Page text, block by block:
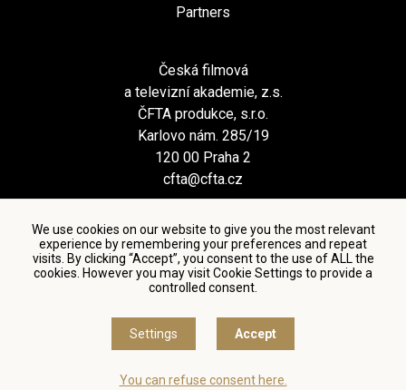
We use cookies on our website to give you the most relevant
experience by remembering your preferences and repeat
visits. By clicking “Accept”, you consent to the use of ALL the
cookies. However you may visit Cookie Settings to provide a
controlled consent.
Settings Accept
You can refuse consent here.
Partners
Česká filmová
a televizní akademie, z.s.
ČFTA produkce, s.r.o.
Karlovo nám. 285/19
120 00 Praha 2
cfta@cfta.cz
Terms and conditions of using personal data and privacy
policy|Cookie settings
© Česká filmová a televizní akademie, 2018 - 2026